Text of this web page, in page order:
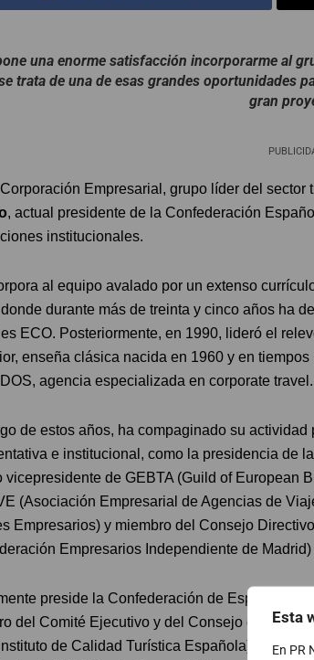
Esta
En PR
una enorme satisfacción incorporarme al
trata de una de esas grandes oportunidades
gran
Empresarial, grupo líder del sector
, actual presidente de la Confederación
institucionales.
al equipo avalado por un extenso
durante más de treinta y cinco años ha
ECO. Posteriormente, en 1990, lideró el
enseña clásica nacida en 1960 y en
agencia especializada en corporate travel.
de estos años, ha compaginado su
e institucional, como la presidencia de
vicepresidente de GEBTA (Guild of European
(Asociación Empresarial de Agencias de
Empresarios) y miembro del Consejo
Empresarios Independiente de
preside la Confederación de Española
del Comité Ejecutivo y del Consejo de
de Calidad Turística Española) y de la